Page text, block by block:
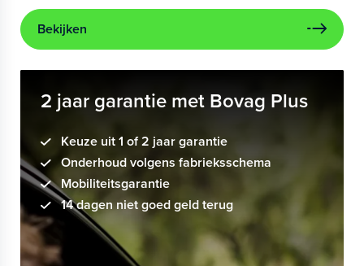
Bekijken
2 jaar garantie met Bovag Plus
Keuze uit 1 of 2 jaar garantie
Onderhoud volgens fabrieksschema
Mobiliteitsgarantie
14 dagen niet goed geld terug